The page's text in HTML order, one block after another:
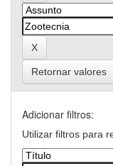
Retornar valores
Adicionar filtros:
Utilizar filtros para